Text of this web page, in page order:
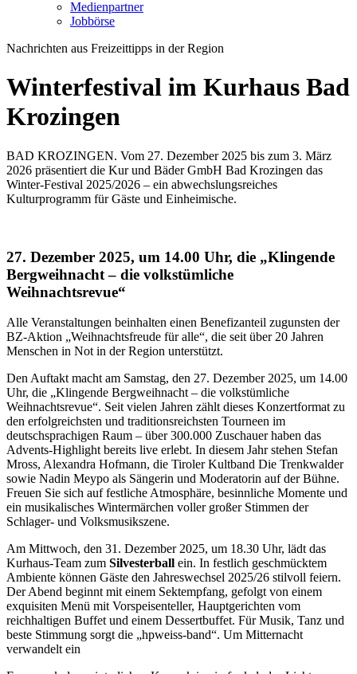
Medienpartner
Jobbörse
Nachrichten aus Freizeittipps in der Region
Winterfestival im Kurhaus Bad
Krozingen
BAD KROZINGEN. Vom 27. Dezember 2025 bis zum 3. März
2026 präsentiert die Kur und Bäder GmbH Bad Krozingen das
Winter-Festival 2025/2026 – ein abwechslungsreiches
Kulturprogramm für Gäste und Einheimische.
27. Dezember 2025, um 14.00 Uhr, die „Klingende
Bergweihnacht – die volkstümliche
Weihnachtsrevue“
Alle Veranstaltungen beinhalten einen Benefizanteil zugunsten der
BZ-Aktion „Weihnachtsfreude für alle“, die seit über 20 Jahren
Menschen in Not in der Region unterstützt.
Den Auftakt macht am Samstag, den 27. Dezember 2025, um 14.00
Uhr, die „Klingende Bergweihnacht – die volkstümliche
Weihnachtsrevue“. Seit vielen Jahren zählt dieses Konzertformat zu
den erfolgreichsten und traditionsreichsten Tourneen im
deutschsprachigen Raum – über 300.000 Zuschauer haben das
Advents-Highlight bereits live erlebt. In diesem Jahr stehen Stefan
Mross, Alexandra Hofmann, die Tiroler Kultband Die Trenkwalder
sowie Nadin Meypo als Sängerin und Moderatorin auf der Bühne.
Freuen Sie sich auf festliche Atmosphäre, besinnliche Momente und
ein musikalisches Wintermärchen voller großer Stimmen der
Schlager- und Volksmusikszene.
Am Mittwoch, den 31. Dezember 2025, um 18.30 Uhr, lädt das
Kurhaus-Team zum Silvesterball ein. In festlich geschmücktem
Ambiente können Gäste den Jahreswechsel 2025/26 stilvoll feiern.
Der Abend beginnt mit einem Sektempfang, gefolgt von einem
exquisiten Menü mit Vorspeisenteller, Hauptgerichten vom
reichhaltigen Buffet und einem Dessertbuffet. Für Musik, Tanz und
beste Stimmung sorgt die „hpweiss-band“. Um Mitternacht
verwandelt ein